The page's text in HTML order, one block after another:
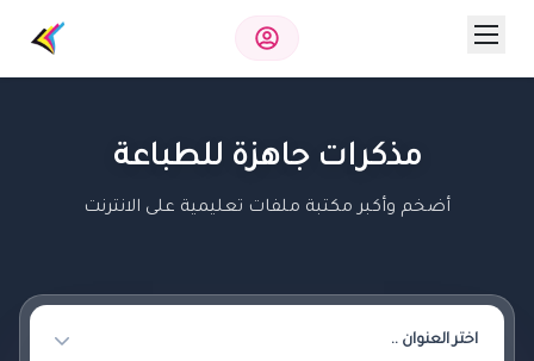
مذكرات جاهزة للطباعة
أضخم وأكبر مكتبة ملفات تعليمية على الانترنت